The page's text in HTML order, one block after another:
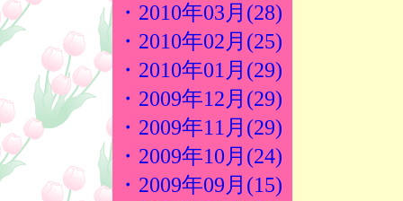
・2010年03月(28)
・2010年02月(25)
・2010年01月(29)
・2009年12月(29)
・2009年11月(29)
・2009年10月(24)
・2009年09月(15)